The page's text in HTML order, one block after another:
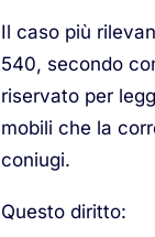
Il caso più
540, secondo
riservato per
mobili che la
coniugi.
Questo diritto: